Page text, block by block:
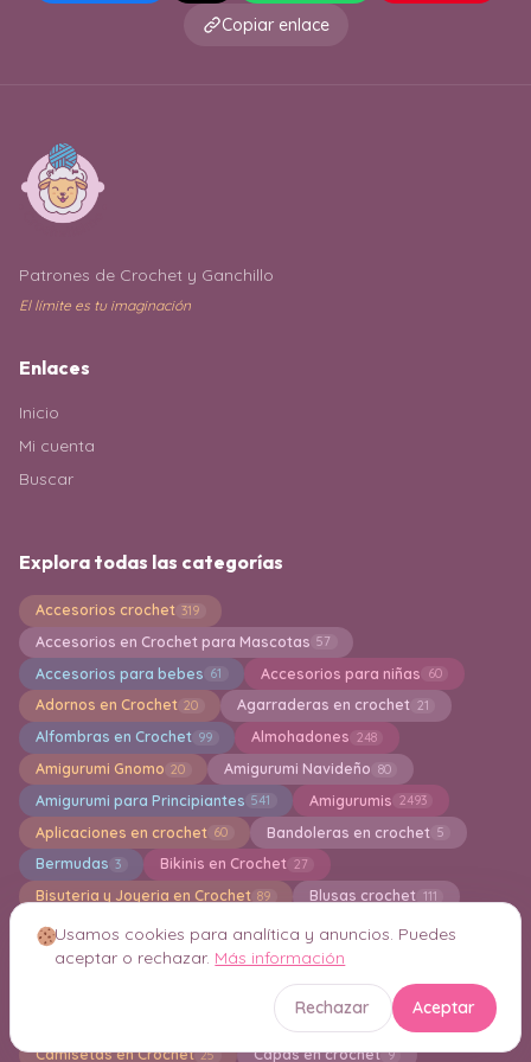
Copiar enlace
Patrones de Crochet y Ganchillo
El límite es tu imaginación
Enlaces
Inicio
Mi cuenta
Buscar
Explora todas las categorías
Accesorios crochet 319
Accesorios en Crochet para Mascotas 57
Accesorios para bebes 61 Accesorios para niñas 60
Adornos en Crochet 20 Agarraderas en crochet 21
Alfombras en Crochet 99 Almohadones 248
Amigurumi Gnomo 20 Amigurumi Navideño 80
Amigurumi para Principiantes 541 Amigurumis 2493
Aplicaciones en crochet 60 Bandoleras en crochet 5
Bermudas 3 Bikinis en Crochet 27
Bisuteria y Joyeria en Crochet 89 Blusas crochet 111
Boinas en Crochet Boleros Bolsa en Crochet
Bordados 12 Bufanda a crochet 32
Calcados tejidos
16 Caminos de Mesa
Camisetas en Crochet 25 Capas en crochet 9
Usamos cookies para analítica y anuncios. Puedes
aceptar o rechazar. Más información
Rechazar Aceptar